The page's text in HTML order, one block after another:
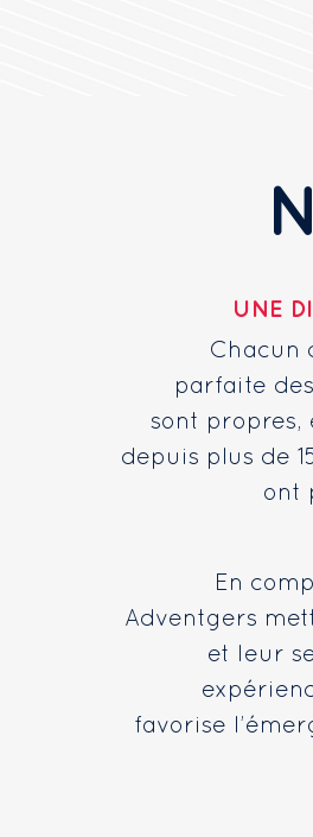
UNE
Chacun
parfaite
sont propres,
depuis plus de
ont
En
Adventgers
et leur
favorise